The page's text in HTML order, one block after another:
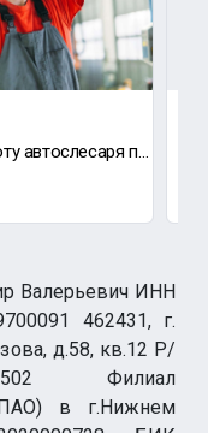
Компания АНСЕР, примет на работу автослесаря по ремонту грузовых автомобилей (МОЖНО БЕЗ ОПЫТА, ВСЕМУ
Валерьевич ИНН
462431, г.
д.58, кв.12 Р/
Филиал
в г.Нижнем